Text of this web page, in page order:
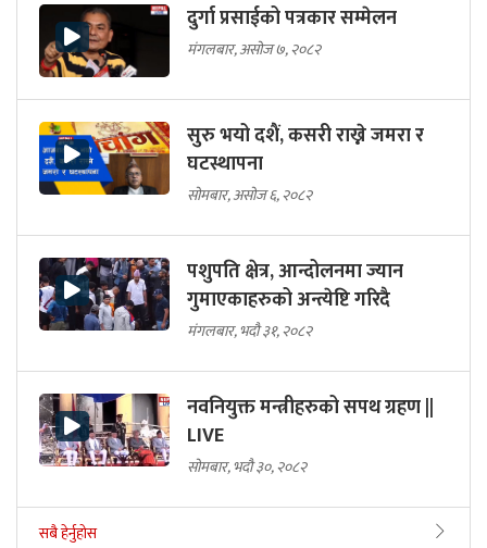
दुर्गा प्रसाईको पत्रकार सम्मेलन
मंगलबार, असोज ७, २०८२
सुरु भयो दशैं, कसरी राख्ने जमरा र
घटस्थापना
सोमबार, असोज ६, २०८२
पशुपति क्षेत्र, आन्दोलनमा ज्यान
गुमाएकाहरुको अन्त्येष्टि गरिदै
मंगलबार, भदौ ३१, २०८२
नवनियुक्त मन्त्रीहरुको सपथ ग्रहण ||
LIVE
सोमबार, भदौ ३०, २०८२
सबै हेर्नुहोस